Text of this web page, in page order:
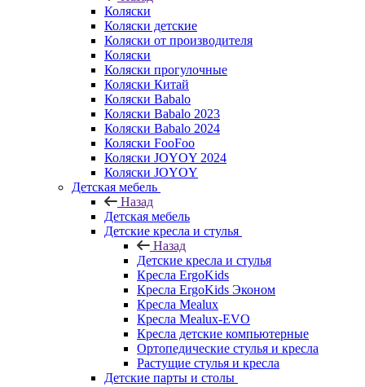
Коляски
Коляски детские
Коляски от производителя
Коляски
Коляски прогулочные
Коляски Китай
Коляски Babalo
Коляски Babalo 2023
Коляски Babalo 2024
Коляски FooFoo
Коляски JOYOY 2024
Коляски JOYOY
Детская мебель
Назад
Детская мебель
Детские кресла и стулья
Назад
Детские кресла и стулья
Кресла ErgoKids
Кресла ErgoKids Эконом
Кресла Mealux
Кресла Mealux-EVO
Кресла детские компьютерные
Ортопедические стулья и кресла
Растущие стулья и кресла
Детские парты и столы